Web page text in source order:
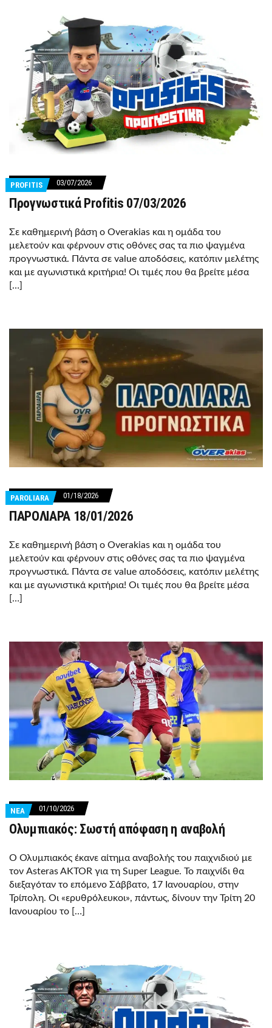
PROFITIS 03/07/2026
Προγνωστικά Profitis 07/03/2026
Σε καθημερινή βάση o Overakias και η ομάδα του
μελετούν και φέρνουν στις οθόνες σας τα πιο ψαγμένα
προγνωστικά. Πάντα σε value αποδόσεις, κατόπιν μελέτης
και με αγωνιστικά κριτήρια! Οι τιμές που θα βρείτε μέσα
[…]
PAROLIARA 01/18/2026
ΠΑΡΟΛΙΑΡΑ 18/01/2026
Σε καθημερινή βάση o Overakias και η ομάδα του
μελετούν και φέρνουν στις οθόνες σας τα πιο ψαγμένα
προγνωστικά. Πάντα σε value αποδόσεις, κατόπιν μελέτης
και με αγωνιστικά κριτήρια! Οι τιμές που θα βρείτε μέσα
[…]
ΝΕΑ 01/10/2026
Ολυμπιακός: Σωστή απόφαση η αναβολή
Ο Ολυμπιακός έκανε αίτημα αναβολής του παιχνιδιού με
τον Asteras AKTOR για τη Super League. Το παιχνίδι θα
διεξαγόταν το επόμενο Σάββατο, 17 Ιανουαρίου, στην
Τρίπολη. Οι «ερυθρόλευκοι», πάντως, δίνουν την Τρίτη 20
Ιανουαρίου το […]